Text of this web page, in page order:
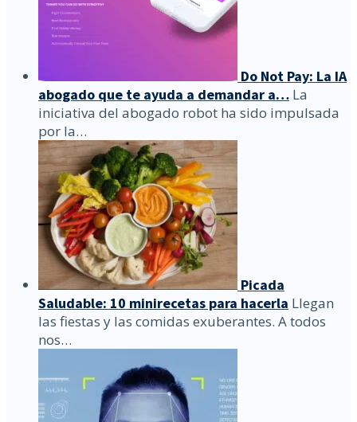
Do Not Pay: La IA
abogado que te ayuda a demandar a… La
iniciativa del abogado robot ha sido impulsada
por la…
Picada
Saludable: 10 minirecetas para hacerla Llegan
las fiestas y las comidas exuberantes. A todos
nos…